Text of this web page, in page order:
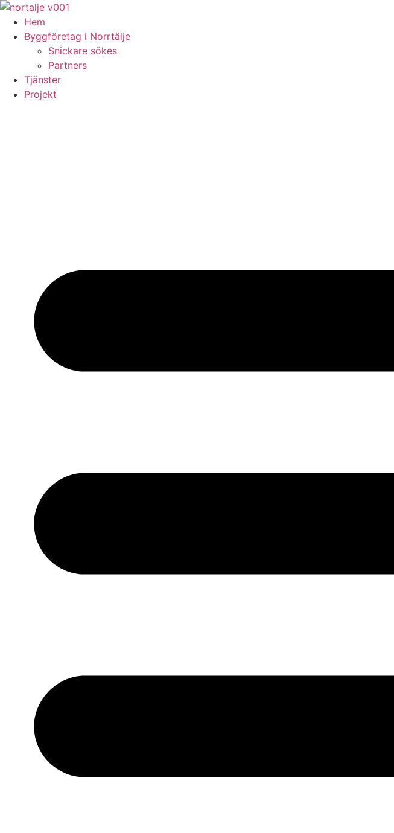
Skip
content
Hem
Byggföretag i Norrtälje
Snickare sökes
Partners
Tjänster
Projekt